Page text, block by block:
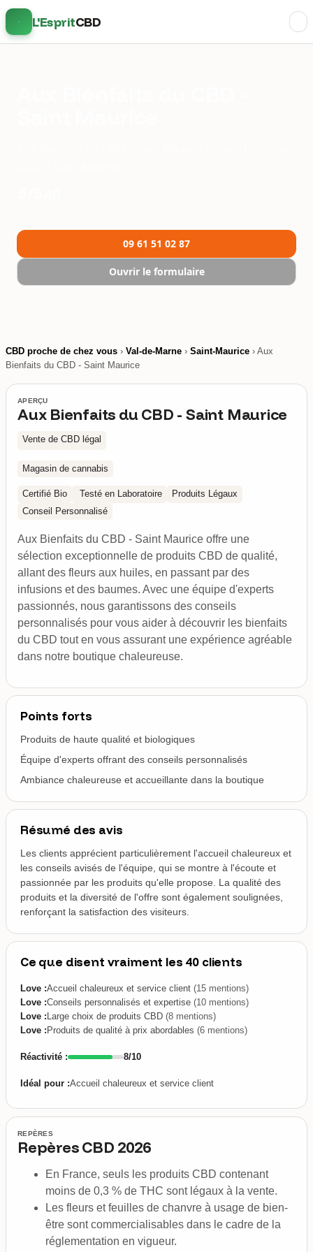
L'EspritCBD
09 61 51 02 87
Ouvrir le formulaire
CBD proche de chez vous › Val-de-Marne › Saint-Maurice › Aux
Bienfaits du CBD - Saint Maurice
APERÇU
Aux Bienfaits du CBD - Saint Maurice
Vente de CBD légal
Magasin de cannabis
Certifié Bio Testé en Laboratoire
Produits Légaux
Conseil Personnalisé
Aux Bienfaits du CBD - Saint Maurice offre une
sélection exceptionnelle de produits CBD de qualité,
allant des fleurs aux huiles, en passant par des
infusions et des baumes. Avec une équipe d'experts
passionnés, nous garantissons des conseils
personnalisés pour vous aider à découvrir les bienfaits
du CBD tout en vous assurant une expérience agréable
dans notre boutique chaleureuse.
Points forts
Produits de haute qualité et biologiques
Équipe d'experts offrant des conseils personnalisés
Ambiance chaleureuse et accueillante dans la boutique
Résumé des avis
Les clients apprécient particulièrement l'accueil chaleureux et
les conseils avisés de l'équipe, qui se montre à l'écoute et
passionnée par les produits qu'elle propose. La qualité des
produits et la diversité de l'offre sont également soulignées,
renforçant la satisfaction des visiteurs.
Ce que disent vraiment les 40 clients
Love :Accueil chaleureux et service client (15 mentions)
Love :Conseils personnalisés et expertise (10 mentions)
Love :Large choix de produits CBD (8 mentions)
Love :Produits de qualité à prix abordables (6 mentions)
Réactivité : 8/10
Idéal pour :Accueil chaleureux et service client
REPÈRES
Repères CBD 2026
En France, seuls les produits CBD contenant
moins de 0,3 % de THC sont légaux à la vente.
Les fleurs et feuilles de chanvre à usage de bien-
être sont commercialisables dans le cadre de la
réglementation en vigueur.